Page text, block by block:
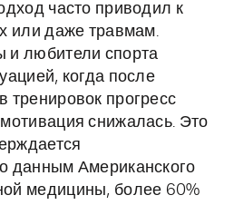
часто приводил к
или даже травмам.
и любители спорта
когда после
тренировок прогресс
снижалась. Это
данным Американского
медицины, более 60%